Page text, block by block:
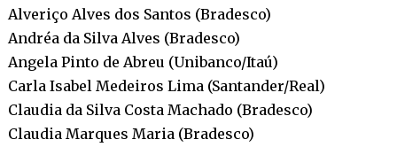
Alveriço Alves dos Santos (Bradesco)
Andréa da Silva Alves (Bradesco)
Angela Pinto de Abreu (Unibanco/Itaú)
Carla Isabel Medeiros Lima (Santander/Real)
Claudia da Silva Costa Machado (Bradesco)
Claudia Marques Maria (Bradesco)